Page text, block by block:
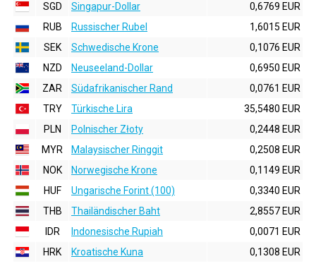
SGD
Singapur-Dollar
0,6769 EUR
RUB
Russischer Rubel
1,6015 EUR
SEK
Schwedische Krone
0,1076 EUR
NZD
Neuseeland-Dollar
0,6950 EUR
ZAR
Südafrikanischer Rand
0,0761 EUR
TRY
Türkische Lira
35,5480 EUR
PLN
Polnischer Złoty
0,2448 EUR
MYR
Malaysischer Ringgit
0,2508 EUR
NOK
Norwegische Krone
0,1149 EUR
HUF
Ungarische Forint (100)
0,3340 EUR
THB
Thailändischer Baht
2,8557 EUR
IDR
Indonesische Rupiah
0,0071 EUR
HRK
Kroatische Kuna
0,1308 EUR